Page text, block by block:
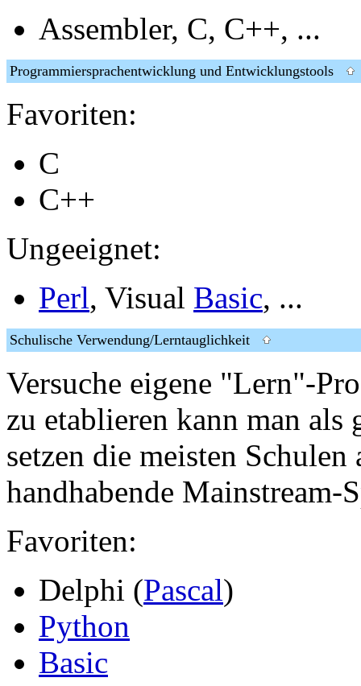
Assembler, C, C++, ...
Programmiersprachentwicklung und Entwicklungstools
Favoriten:
C
C++
Ungeeignet:
Perl, Visual Basic, ...
Schulische Verwendung/Lerntauglichkeit
Versuche eigene "Lern"-
zu etablieren kann man als
setzen die meisten
handhabende Mainstream-
Favoriten:
Delphi (Pascal)
Python
Basic